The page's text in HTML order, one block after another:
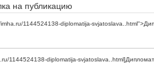
на публикацию